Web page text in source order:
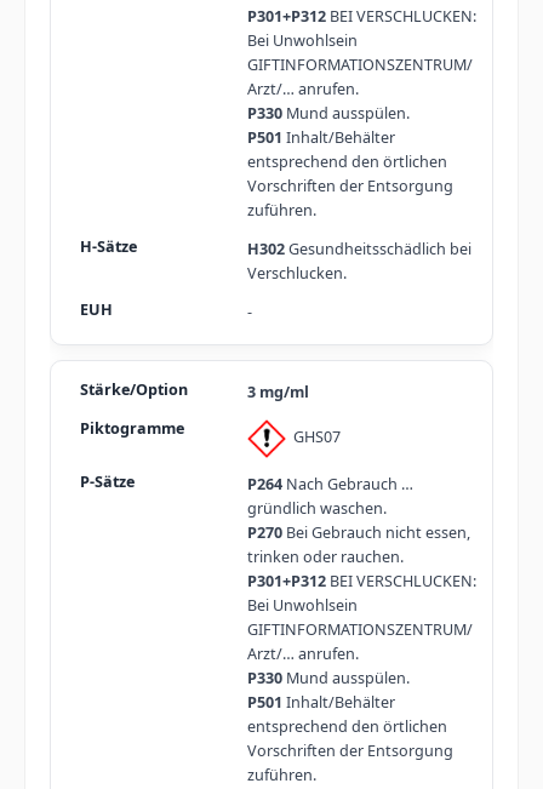
P301+P312BEI VERSCHLUCKEN:
Bei Unwohlsein
GIFTINFORMATIONSZENTRUM/
Arzt/… anrufen.
P330Mund ausspülen.
P501 Inhalt/Behälter
entsprechend den örtlichen
Vorschriften der Entsorgung
zuführen.
H302Gesundheitsschädlich bei
Verschlucken.
-
3 mg/ml
GHS07
P264Nach Gebrauch …
gründlich waschen.
P270Bei Gebrauch nicht essen,
trinken oder rauchen.
P301+P312BEI VERSCHLUCKEN:
Bei Unwohlsein
GIFTINFORMATIONSZENTRUM/
Arzt/… anrufen.
P330Mund ausspülen.
P501 Inhalt/Behälter
entsprechend den örtlichen
Vorschriften der Entsorgung
zuführen.